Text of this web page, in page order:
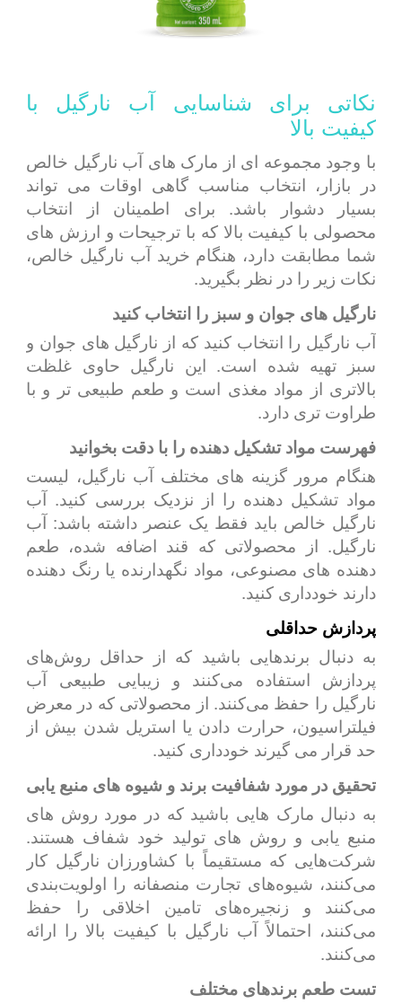
نکاتی برای شناسایی آب نارگیل با
کیفیت بالا
با وجود مجموعه ای از مارک های آب نارگیل خالص
در بازار، انتخاب مناسب گاهی اوقات می تواند
بسیار دشوار باشد. برای اطمینان از انتخاب
محصولی با کیفیت بالا که با ترجیحات و ارزش های
شما مطابقت دارد، هنگام خرید آب نارگیل خالص،
نکات زیر را در نظر بگیرید.
نارگیل های جوان و سبز را انتخاب کنید
آب نارگیل را انتخاب کنید که از نارگیل های جوان و
سبز تهیه شده است. این نارگیل حاوی غلظت
بالاتری از مواد مغذی است و طعم طبیعی تر و با
طراوت تری دارد.
فهرست مواد تشکیل دهنده را با دقت بخوانید
هنگام مرور گزینه های مختلف آب نارگیل، لیست
مواد تشکیل دهنده را از نزدیک بررسی کنید. آب
نارگیل خالص باید فقط یک عنصر داشته باشد: آب
نارگیل. از محصولاتی که قند اضافه شده، طعم
دهنده های مصنوعی، مواد نگهدارنده یا رنگ دهنده
دارند خودداری کنید.
پردازش حداقلی
به دنبال برندهایی باشید که از حداقل روش‌های
پردازش استفاده می‌کنند و زیبایی طبیعی آب
نارگیل را حفظ می‌کنند. از محصولاتی که در معرض
فیلتراسیون، حرارت دادن یا استریل شدن بیش از
حد قرار می گیرند خودداری کنید.
تحقیق در مورد شفافیت برند و شیوه های منبع یابی
به دنبال مارک هایی باشید که در مورد روش های
منبع یابی و روش های تولید خود شفاف هستند.
شرکت‌هایی که مستقیماً با کشاورزان نارگیل کار
می‌کنند، شیوه‌های تجارت منصفانه را اولویت‌بندی
می‌کنند و زنجیره‌های تامین اخلاقی را حفظ
می‌کنند، احتمالاً آب نارگیل با کیفیت بالا را ارائه
می‌کنند.
تست طعم برندهای مختلف